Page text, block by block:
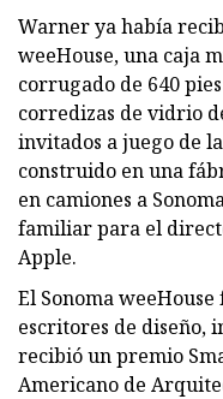
Warner ya había
weeHouse, una caja
corrugado de 640
corredizas de vidrio
invitados a juego de
construido en una
en camiones a
familiar para el
Apple.
El Sonoma
escritores de diseño,
recibió un premio
Americano de